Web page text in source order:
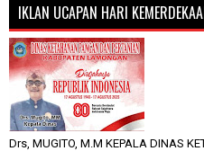
IKLAN UCAPAN HARI
Drs, MUGITO, M.M KEPALA DINAS